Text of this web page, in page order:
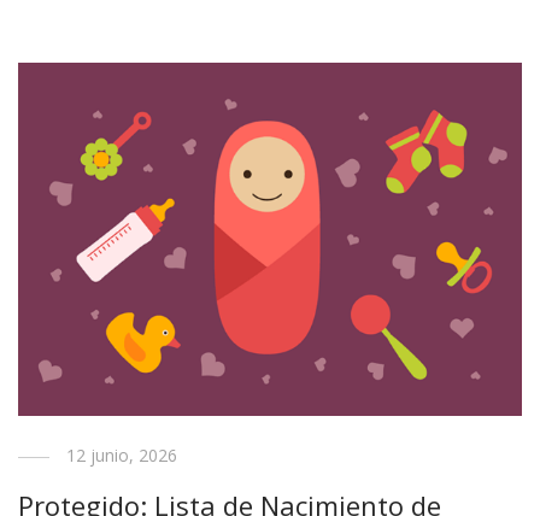
12 junio, 2026
Protegido: Lista de Nacimiento de